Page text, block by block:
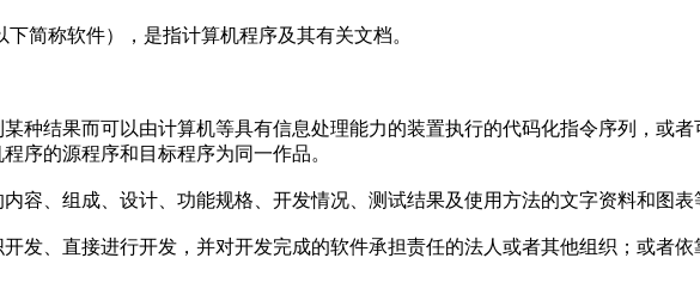
简称软件），是指计算机程序及其有关文档。
某种结果而可以由计算机等具有信息处理能力的装置执行的代码化指令序列，或
序的源程序和目标程序为同一作品。
内容、组成、设计、功能规格、开发情况、测试结果及使用方法的文字资料和图
开发、直接进行开发，并对开发完成的软件承担责任的法人或者其他组织；或者